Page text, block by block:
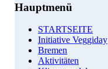
Hauptmenü
STARTSEITE
Initiative Veggiday
Bremen
Aktivitäten